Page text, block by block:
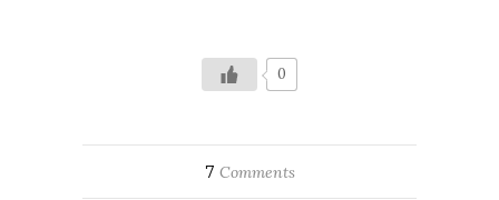
0
7 Comments